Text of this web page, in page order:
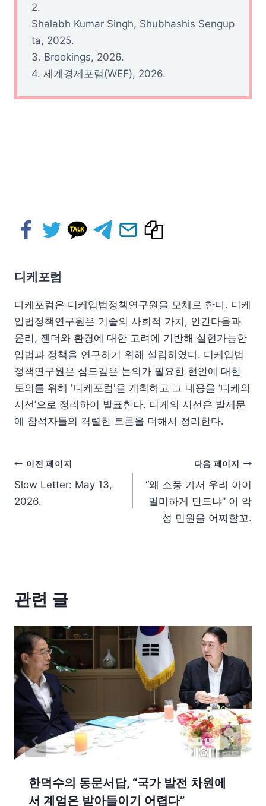
2.
Shalabh Kumar Singh, Shubhashis Sengup
ta, 2025.
3. Brookings, 2026.
4. 세계경제포럼(WEF), 2026.
디케포럼
다케포럼은 디케입법정책연구원을 모체로 한다. 디케
입법정책연구원은 기술의 사회적 가치, 인간다움과
윤리, 젠더와 환경에 대한 고려에 기반해 실현가능한
입법과 정책을 연구하기 위해 설립하였다. 디케입법
정책연구원은 심도깊은 논의가 필요한 현안에 대한
토의를 위해 '디케포럼'을 개최하고 그 내용을 ‘디케의
시선’으로 정리하여 발표한다. 디케의 시선은 발제문
에 참석자들의 격렬한 토론을 더해서 정리한다.
이전 페이지
Slow Letter: May 13,
2026.
다음 페이지
“왜 소풍 가서 우리 아이
멀미하게 만드냐” 이 악
성 민원을 어찌할꼬.
관련 글
한덕수의 동문서답, “국가 발전 차원에
서 계엄은 받아들이기 어렵다”